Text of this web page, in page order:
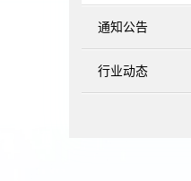
通知公告
行业动态